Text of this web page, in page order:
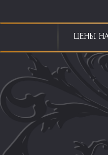
ЦЕНЫ